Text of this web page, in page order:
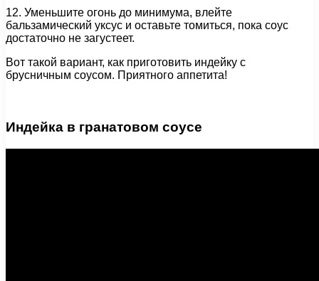
12. Уменьшите огонь до минимума, влейте
бальзамический уксус и оставьте томиться, пока соус
достаточно не загустеет.
Вот такой вариант, как приготовить индейку с
брусничным соусом. Приятного аппетита!
Индейка в гранатовом соусе